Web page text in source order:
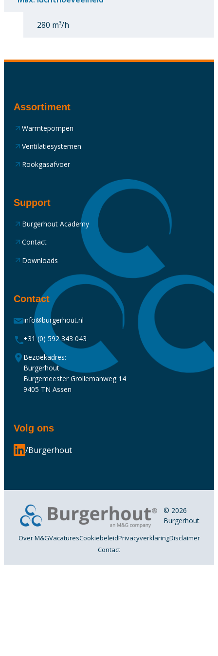
280 m³/h
Assortiment
Warmtepompen
Ventilatiesystemen
Rookgasafvoer
Support
Burgerhout Academy
Contact
Downloads
Contact
info@burgerhout.nl
+31 (0) 592 343 043
Bezoekadres:
Burgerhout
Burgemeester Grollemanweg 14
9405 TN Assen
Volg ons
/Burgerhout
© 2026
Burgerhout
Over M&GVacaturesCookiebeleidPrivacyverklaringDisclaimer
Contact